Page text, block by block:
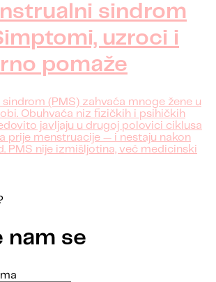
sindrom
uzroci i
pomaže
(PMS) zahvaća mnoge žene u
Obuhvaća niz fizičkih i psihičkih
javljaju u drugoj polovici ciklusa
prije menstruacije — i nestaju nakon
PMS nije izmišljotina, već medicinski
nam se